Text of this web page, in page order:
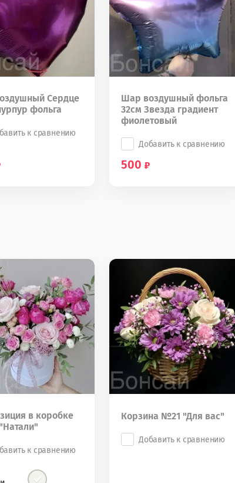
Сердце
фольга
к сравнению
Шар воздушный фольга
32см Звезда градиент
фиолетовый
Добавить к сравнению
500
в коробке
к сравнению
Корзина №21 "Для вас"
Добавить к сравнению